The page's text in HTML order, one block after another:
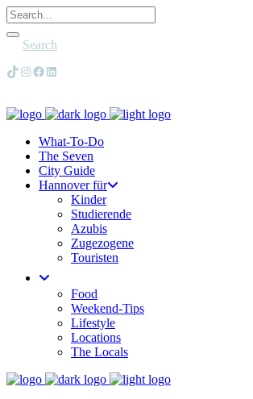
Search
TikTok
Instagram
Facebook
LinkedIn
What-To-Do
The Seven
City Guide
Hannover für
Kinder
Studierende
Azubis
Zugezogene
Touristen
Food
Weekend-Tips
Lifestyle
Locations
The Locals